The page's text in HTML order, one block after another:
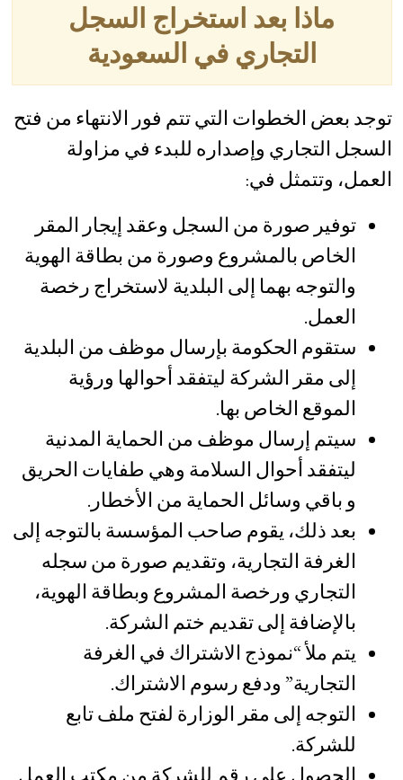
ماذا بعد استخراج السجل
التجاري في السعودية
توجد بعض الخطوات التي تتم فور الانتهاء من فتح
السجل التجاري وإصداره للبدء في مزاولة
العمل، وتتمثل في:
توفير صورة من السجل وعقد إيجار المقر
الخاص بالمشروع وصورة من بطاقة الهوية
والتوجه بهما إلى البلدية لاستخراج رخصة
العمل.
ستقوم الحكومة بإرسال موظف من البلدية
إلى مقر الشركة ليتفقد أحوالها ورؤية
الموقع الخاص بها.
سيتم إرسال موظف من الحماية المدنية
ليتفقد أحوال السلامة وهي طفايات الحريق
و باقي وسائل الحماية من الأخطار.
بعد ذلك، يقوم صاحب المؤسسة بالتوجه إلى
الغرفة التجارية، وتقديم صورة من سجله
التجاري ورخصة المشروع وبطاقة الهوية،
بالإضافة إلى تقديم ختم الشركة.
يتم ملأ “نموذج الاشتراك في الغرفة
التجارية” ودفع رسوم الاشتراك.
التوجه إلى مقر الوزارة لفتح ملف تابع
للشركة.